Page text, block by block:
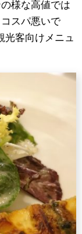
様な高値では
スパ悪いで
光客向けメニュ